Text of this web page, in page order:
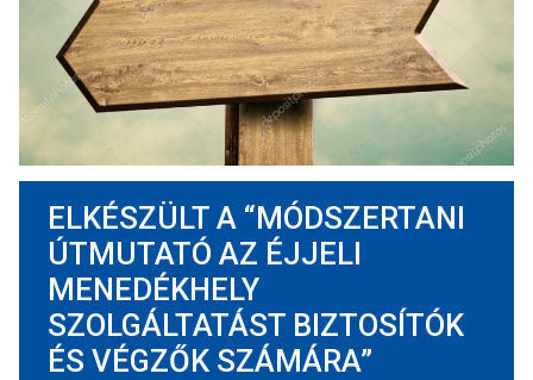
ELKÉSZÜLT A “MÓDSZERTANI
ÚTMUTATÓ AZ ÉJJELI
MENEDÉKHELY
SZOLGÁLTATÁST BIZTOSÍTÓK
ÉS VÉGZŐK SZÁMÁRA”